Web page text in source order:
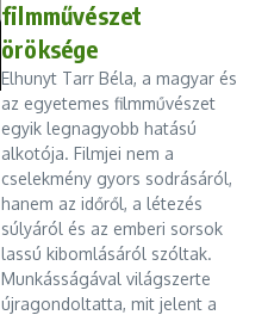
filmművészet
öröksége
Elhunyt Tarr Béla, a magyar és
az egyetemes filmművészet
egyik legnagyobb hatású
alkotója. Filmjei nem a
cselekmény gyors sodrásáról,
hanem az időről, a létezés
súlyáról és az emberi sorsok
lassú kibomlásáról szóltak.
Munkásságával világszerte
újragondoltatta, mit jelent a